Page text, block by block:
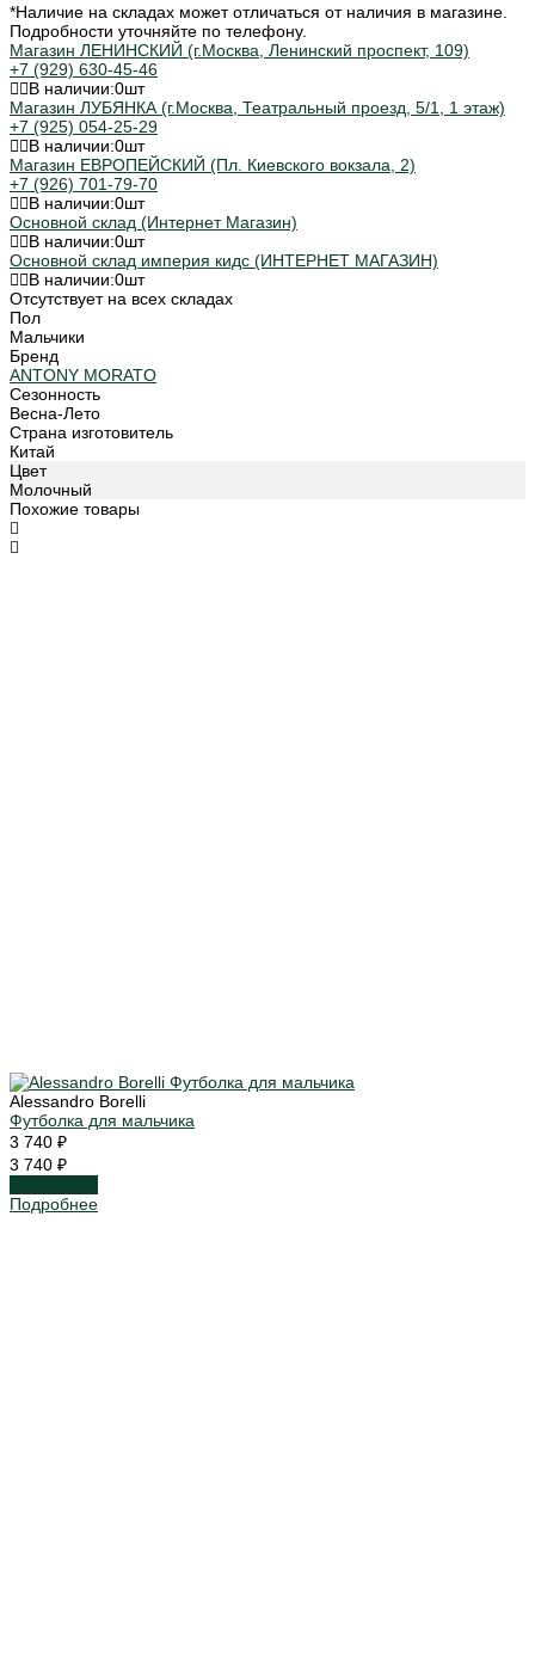
*Наличие на складах может отличаться от наличия в магазине.
Подробности уточняйте по телефону.
Магазин ЛЕНИНСКИЙ (г.Москва, Ленинский проспект, 109)
+7 (929) 630-45-46
В наличии:0шт
Магазин ЛУБЯНКА (г.Москва, Театральный проезд, 5/1, 1 этаж)
+7 (925) 054-25-29
В наличии:0шт
Магазин ЕВРОПЕЙСКИЙ (Пл. Киевского вокзала, 2)
+7 (926) 701-79-70
В наличии:0шт
Основной склад (Интернет Магазин)
В наличии:0шт
Основной склад империя кидс (ИНТЕРНЕТ МАГАЗИН)
В наличии:0шт
Отсутствует на всех складах
Пол
Мальчики
Бренд
ANTONY MORATO
Сезонность
Весна-Лето
Страна изготовитель
Китай
Цвет
Молочный
Похожие товары
Alessandro Borelli
Футболка для мальчика
3 740 ₽
3 740 ₽
Подробнее